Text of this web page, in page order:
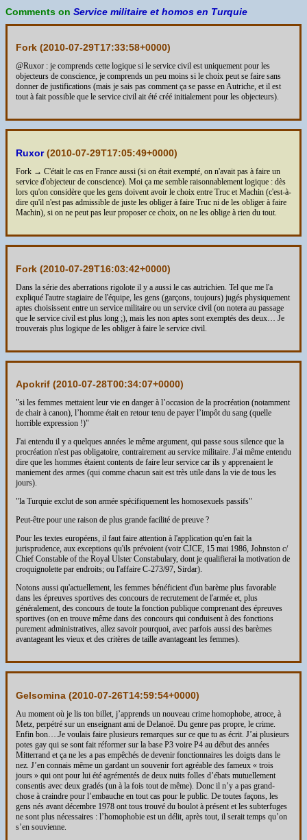
Comments on Service militaire et homos en Turquie
Fork (2010-07-29T17:33:58+0000)
@Ruxor : je comprends cette logique si le service civil est uniquement pour les
objecteurs de conscience, je comprends un peu moins si le choix peut se faire sans
donner de justifications (mais je sais pas comment ça se passe en Autriche, et il est
tout à fait possible que le service civil ait été créé initialement pour les objecteurs).
Ruxor(2010-07-29T17:05:49+0000)
Fork → C'était le cas en France aussi (si on était exempté, on n'avait pas à faire un
service d'objecteur de conscience). Moi ça me semble raisonnablement logique : dès
lors qu'on considère que les gens doivent avoir le choix entre Truc et Machin (c'est-à-
dire qu'il n'est pas admissible de juste les obliger à faire Truc ni de les obliger à faire
Machin), si on ne peut pas leur proposer ce choix, on ne les oblige à rien du tout.
Fork (2010-07-29T16:03:42+0000)
Dans la série des aberrations rigolote il y a aussi le cas autrichien. Tel que me l'a
expliqué l'autre stagiaire de l'équipe, les gens (garçons, toujours) jugés physiquement
aptes choisissent entre un service militaire ou un service civil (on notera au passage
que le service civil est plus long ;), mais les non aptes sont exemptés des deux… Je
trouverais plus logique de les obliger à faire le service civil.
Apokrif (2010-07-28T00:34:07+0000)
"si les femmes mettaient leur vie en danger à l’occasion de la procréation (notamment
de chair à canon), l’homme était en retour tenu de payer l’impôt du sang (quelle
horrible expression !)"
J'ai entendu il y a quelques années le même argument, qui passe sous silence que la
procréation n'est pas obligatoire, contrairement au service militaire. J'ai même entendu
dire que les hommes étaient contents de faire leur service car ils y apprenaient le
maniement des armes (qui comme chacun sait est très utile dans la vie de tous les
jours).
"la Turquie exclut de son armée spécifiquement les homosexuels passifs"
Peut-être pour une raison de plus grande facilité de preuve ?
Pour les textes européens, il faut faire attention à l'application qu'en fait la
jurisprudence, aux exceptions qu'ils prévoient (voir CJCE, 15 mai 1986, Johnston c/
Chief Constable of the Royal Ulster Constabulary, dont je qualifierai la motivation de
croquignolette par endroits; ou l'affaire C-273/97, Sirdar).
Notons aussi qu'actuellement, les femmes bénéficient d'un barème plus favorable
dans les épreuves sportives des concours de recrutement de l'armée et, plus
généralement, des concours de toute la fonction publique comprenant des épreuves
sportives (on en trouve même dans des concours qui conduisent à des fonctions
purement administratives, allez savoir pourquoi, avec parfois aussi des barèmes
avantageant les vieux et des critères de taille avantageant les femmes).
Gelsomina (2010-07-26T14:59:54+0000)
Au moment où je lis ton billet, j’apprends un nouveau crime homophobe, atroce, à
Metz, perpétré sur un enseignant ami de Delanoë. Du genre pas propre, le crime.
Enfin bon….Je voulais faire plusieurs remarques sur ce que tu as écrit. J’ai plusieurs
potes gay qui se sont fait réformer sur la base P3 voire P4 au début des années
Mitterrand et ça ne les a pas empêchés de devenir fonctionnaires les doigts dans le
nez. J’en connais même un gardant un souvenir fort agréable des fameux « trois
jours » qui ont pour lui été agrémentés de deux nuits folles d’ébats mutuellement
consentis avec deux gradés (un à la fois tout de même). Donc il n’y a pas grand-
chose à craindre pour l’embauche en tout cas pour le public. De toutes façons, les
gens nés avant décembre 1978 ont tous trouvé du boulot à présent et les subterfuges
ne sont plus nécessaires : l’homophobie est un délit, après tout, il serait temps qu’on
s’en souvienne.